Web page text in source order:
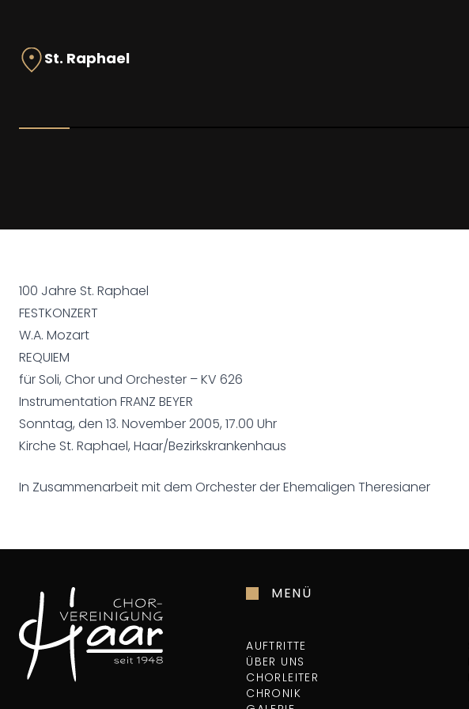
St. Raphael
100 Jahre St. Raphael
FESTKONZERT
W.A. Mozart
REQUIEM
für Soli, Chor und Orchester – KV 626
Instrumentation FRANZ BEYER
Sonntag, den 13. November 2005, 17.00 Uhr
Kirche St. Raphael, Haar/Bezirkskrankenhaus
In Zusammenarbeit mit dem Orchester der Ehemaligen Theresianer
MENÜ
AUFTRITTE
ÜBER UNS
CHORLEITER
CHRONIK